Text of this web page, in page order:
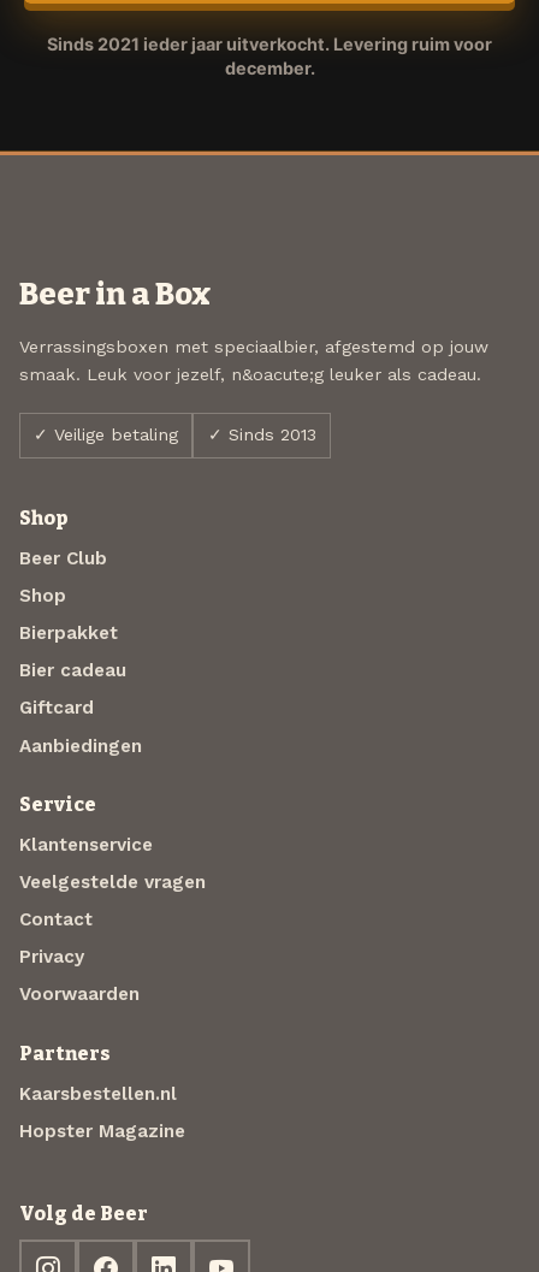
Sinds 2021 ieder jaar uitverkocht. Levering ruim voor
december.
Beer in a Box
Verrassingsboxen met speciaalbier, afgestemd op jouw
smaak. Leuk voor jezelf, n&oacute;g leuker als cadeau.
✓ Veilige betaling ✓ Sinds 2013
Shop
Beer Club
Shop
Bierpakket
Bier cadeau
Giftcard
Aanbiedingen
Service
Klantenservice
Veelgestelde vragen
Contact
Privacy
Voorwaarden
Partners
Kaarsbestellen.nl
Hopster Magazine
Volg de Beer